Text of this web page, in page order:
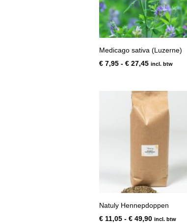
Medicago sativa (Luzerne)
€ 7,95 - € 27,45Prijsklasse:
€ 27,45
incl. btw
Natuly Hennepdoppen
€ 11,05 - € 49,90Prijsklasse:
incl. btw